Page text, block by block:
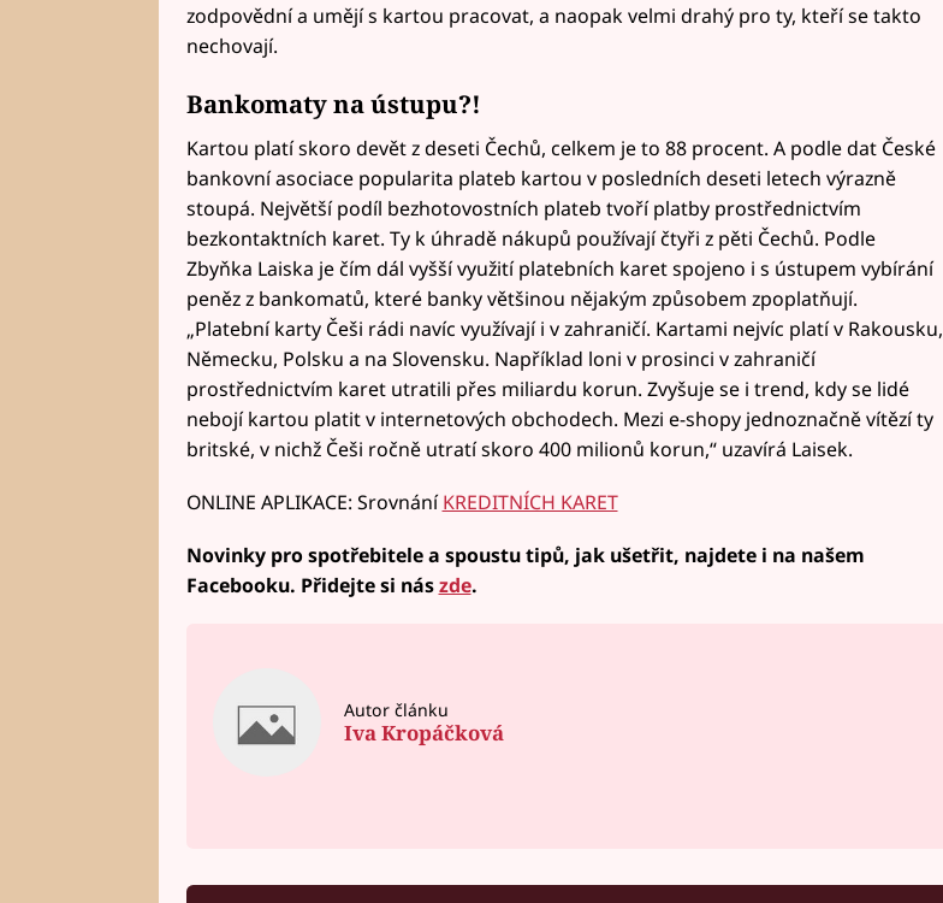
zodpovědní a umějí s kartou pracovat, a naopak velmi drahý pro ty, kteří se takto
nechovají.
Bankomaty na ústupu?!
Kartou platí skoro devět z deseti Čechů, celkem je to 88 procent. A podle dat České
bankovní asociace popularita plateb kartou v posledních deseti letech výrazně
stoupá. Největší podíl bezhotovostních plateb tvoří platby prostřednictvím
bezkontaktních karet. Ty k úhradě nákupů používají čtyři z pěti Čechů. Podle
Zbyňka Laiska je čím dál vyšší využití platebních karet spojeno i s ústupem vybírání
peněz z bankomatů, které banky většinou nějakým způsobem zpoplatňují.
„Platební karty Češi rádi navíc využívají i v zahraničí. Kartami nejvíc platí v Rakousku,
Německu, Polsku a na Slovensku. Například loni v prosinci v zahraničí
prostřednictvím karet utratili přes miliardu korun. Zvyšuje se i trend, kdy se lidé
nebojí kartou platit v internetových obchodech. Mezi e-shopy jednoznačně vítězí ty
britské, v nichž Češi ročně utratí skoro 400 milionů korun,“ uzavírá Laisek.
ONLINE APLIKACE: SrovnáníKREDITNÍCH KARET
Novinky pro spotřebitele a spoustu tipů, jak ušetřit, najdete i na našem
Facebooku. Přidejte si nászde.
Autor článku
Iva Kropáčková